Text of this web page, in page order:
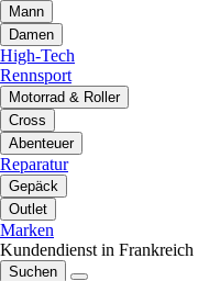
Mann
Damen
High-Tech
Rennsport
Motorrad & Roller
Cross
Abenteuer
Reparatur
Gepäck
Outlet
Marken
Kundendienst in Frankreich
Suchen